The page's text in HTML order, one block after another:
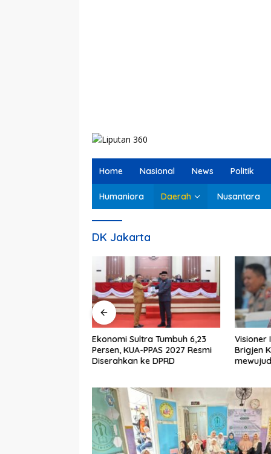
Home Nasional News Politik
Humaniora Daerah Nusantara
DK Jakarta
Ekonomi Sultra Tumbuh 6,23
Persen, KUA-PPAS 2027 Resmi
Diserahkan ke DPRD
Visioner
Brigjen